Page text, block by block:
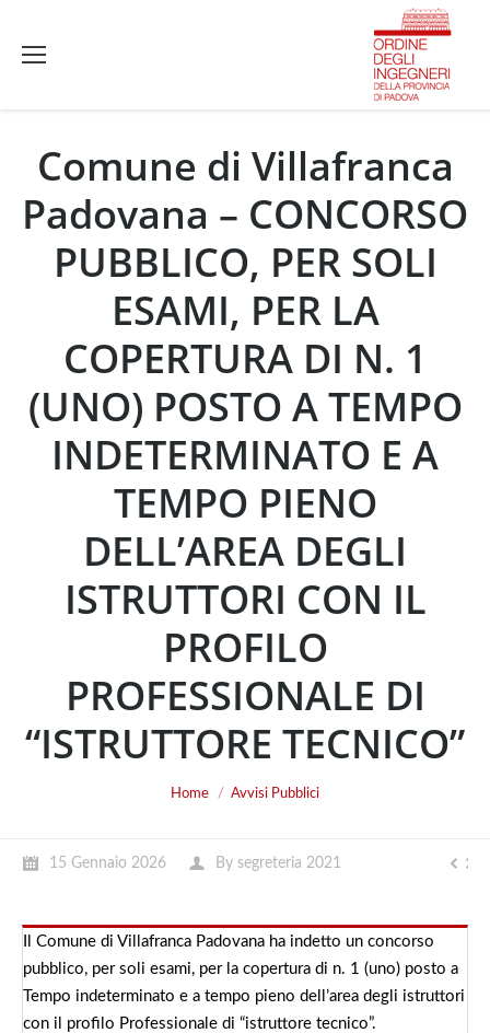
Comune di Villafranca
Padovana – CONCORSO
PUBBLICO, PER SOLI
ESAMI, PER LA
COPERTURA DI N. 1
(UNO) POSTO A TEMPO
INDETERMINATO E A
TEMPO PIENO
DELL’AREA DEGLI
ISTRUTTORI CON IL
PROFILO
PROFESSIONALE DI
“ISTRUTTORE TECNICO”
Home Avvisi Pubblici
15 Gennaio 2026 By segreteria 2021
Il Comune di Villafranca Padovana ha indetto un concorso
pubblico, per soli esami, per la copertura di n. 1 (uno) posto a
Tempo indeterminato e a tempo pieno dell’area degli istruttori
con il profilo Professionale di “istruttore tecnico”.